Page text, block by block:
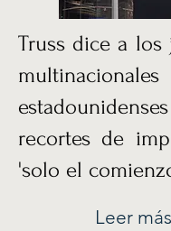
Truss dice a los
multinacionales
recortes de
'solo el
Leer más